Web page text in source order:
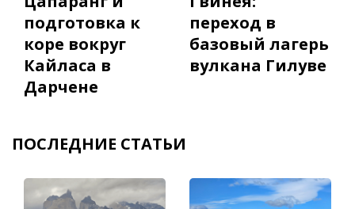
подготовка к
коре вокруг
Кайласа в
Дарчене
переход в
базовый лагерь
вулкана Гилуве
ПОСЛЕДНИЕ СТАТЬИ